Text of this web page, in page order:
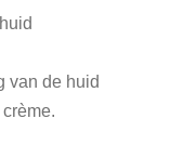
van de huid